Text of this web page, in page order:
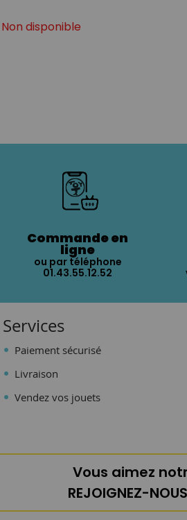
Non disponible
Commande en
ligne
ou par téléphone
01.43.55.12.52
Services
Paiement sécurisé
Livraison
Vendez vos jouets
Vous aimez
REJOIGNEZ-